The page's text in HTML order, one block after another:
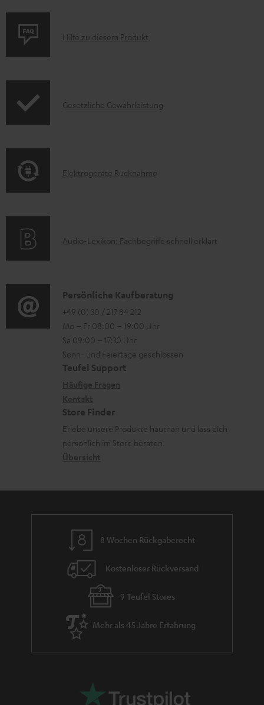
H
n
r
e
P
u
A
Hilfe zu diesem Produkt
I
r
i
e
n
z
u
r
a
r
a
i
e
Gesetzliche Gewährleistung
E
t
g
e
r
ä
t
ü
c
a
h
m
Elektrogeräte Rücknahme
A
i
o
-
L
e
k
o
Audio-Lexikon: Fachbegriffe schnell erklärt
K
o
n
t
a
d
a
n
Persönliche Kaufberatung
+49 (0) 30 / 217 84 212
Mo – Fr 08:00 – 19:00 Uhr
Sa 09:00 – 17:30 Uhr
Sonn- und Feiertage geschlossen
Teufel Support
Store Finder
Erlebe unsere Produkte hautnah und lass dich
persönlich im Store beraten.
8 Wochen Rückgaberecht
Kostenloser Rückversand
9 Teufel Stores
Mehr als 45 Jahre Erfahrung